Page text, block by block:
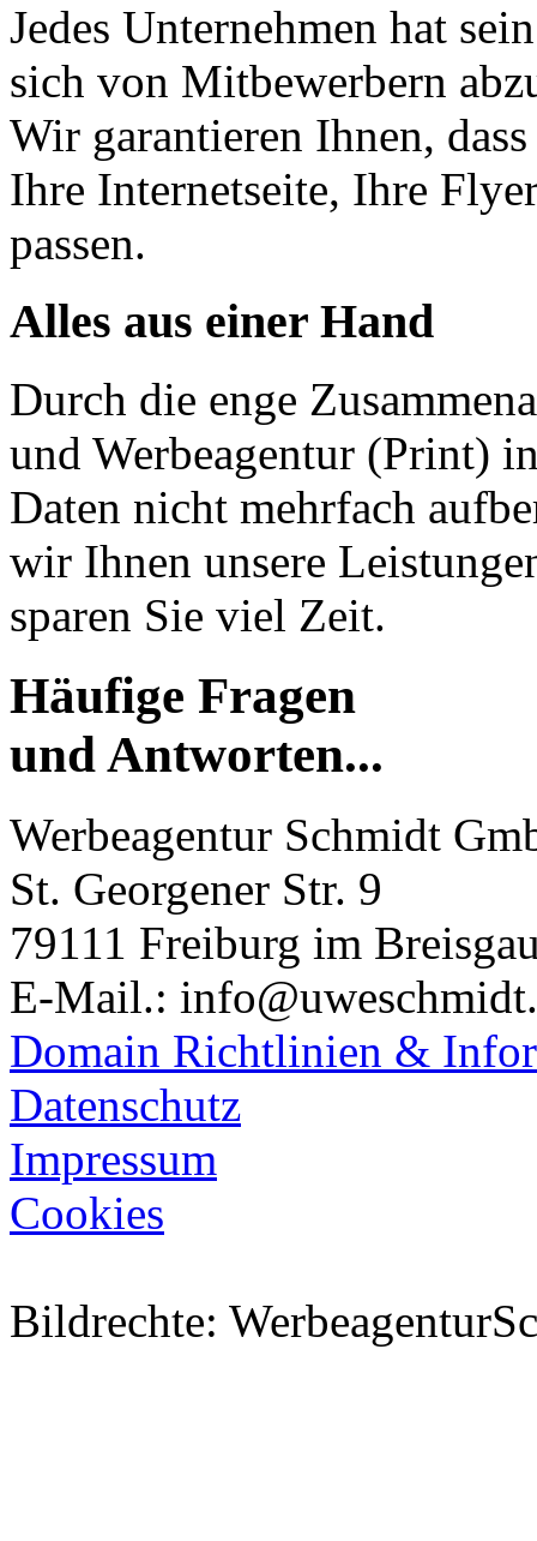
Jedes Unternehmen hat
sich von Mitbewerbern
Wir garantieren Ihnen,
Ihre Internetseite, Ihre
passen.
Alles aus einer Hand
Durch die enge
und Werbeagentur (Print)
Daten nicht mehrfach
wir Ihnen unsere
sparen Sie viel Zeit.
Häufige Fragen
und Antworten...
Werbeagentur Schmidt
St. Georgener Str. 9
79111 Freiburg im
E-Mail.:
Domain Richtlinien &
Datenschutz
Impressum
Cookies
Bildrechte: